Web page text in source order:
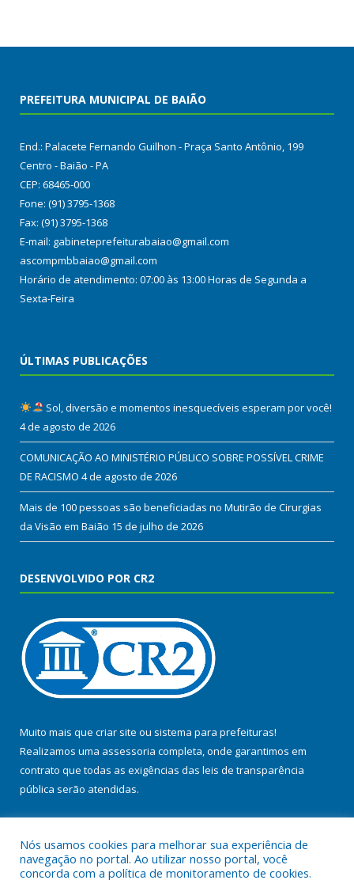
PREFEITURA MUNICIPAL DE BAIÃO
End.: Palacete Fernando Guilhon - Praça Santo Antônio, 199
Centro - Baião - PA
CEP: 68465-000
Fone: (91) 3795-1368
Fax: (91) 3795-1368
E-mail: gabineteprefeiturabaiao@gmail.com
ascompmbbaiao@gmail.com
Horário de atendimento: 07:00 às 13:00 Horas de Segunda a
Sexta-Feira
ÚLTIMAS PUBLICAÇÕES
Sol, diversão e momentos inesquecíveis esperam por você!
4 de agosto de 2026
COMUNICAÇÃO AO MINISTÉRIO PÚBLICO SOBRE POSSÍVEL CRIME
DE RACISMO 4 de agosto de 2026
Mais de 100 pessoas são beneficiadas no Mutirão de Cirurgias
da Visão em Baião 15 de julho de 2026
DESENVOLVIDO POR CR2
Muito mais que criar site ou sistema para prefeituras!
Realizamos uma assessoria completa, onde garantimos em
contrato que todas as exigências das leis de transparência
pública serão atendidas.
Nós usamos cookies para melhorar sua experiência de
navegação no portal. Ao utilizar nosso portal, você
concorda com a política de monitoramento de cookies.